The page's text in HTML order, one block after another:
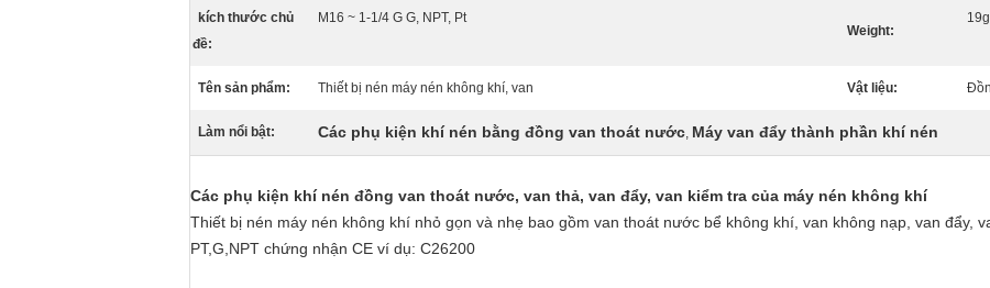
kích thước chủ
đề:
M16 ~ 1-1/4 G G, NPT, Pt
Weight:
Tên sản phẩm: Thiết bị nén máy nén không khí, van Vật liệu:
Làm nổi bật: Các phụ kiện khí nén bằng đồng van thoát nước, Máy van đẩy thành phần khí nén
Các phụ kiện khí nén đồng van thoát nước, van thả, van đẩy, van kiểm tra của máy nén không khí
Thiết bị nén máy nén không khí nhỏ gọn và nhẹ bao gồm van thoát nước bể không khí, van không nạp, van đẩy,
PT,G,NPT chứng nhận CE ví dụ: C26200